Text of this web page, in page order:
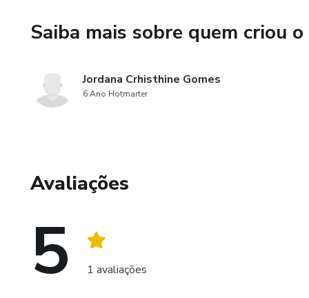
Saiba mais sobre quem criou
Jordana Crhisthine Gomes
6 Ano Hotmarter
Avaliações
5 1 avaliações